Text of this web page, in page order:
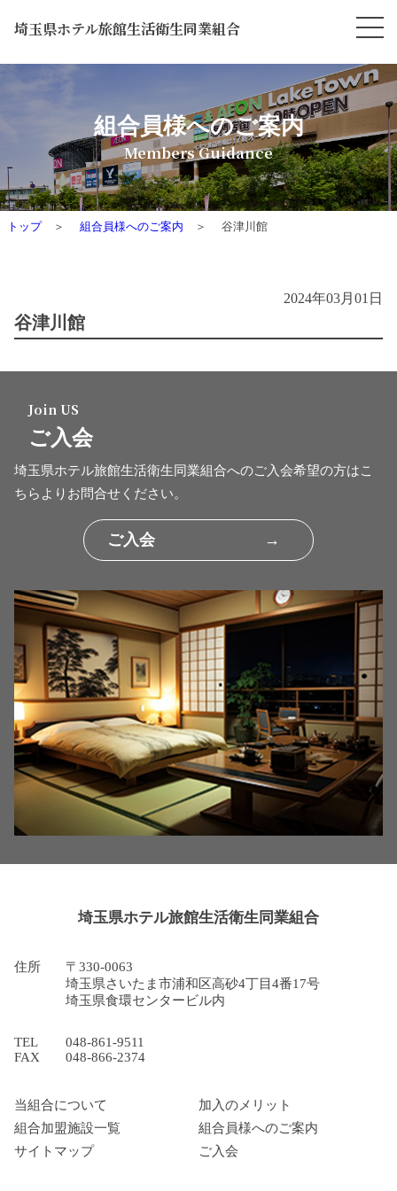
埼玉県ホテル旅館生活衛生同業組合
組合員様へのご案内
Members Guidance
トップ 組合員様へのご案内 谷津川館
2024年03月01日
谷津川館
Join US
ご入会
埼玉県ホテル旅館生活衛生同業組合へのご入会希望の方はこ
ちらよりお問合せください。
ご入会
埼玉県ホテル旅館生活衛生同業組合
住所
〒330-0063
埼玉県さいたま市浦和区高砂4丁目4番17号
埼玉県食環センタービル内
TEL
048-861-9511
FAX
048-866-2374
当組合について
加入のメリット
組合加盟施設一覧
組合員様へのご案内
サイトマップ
ご入会